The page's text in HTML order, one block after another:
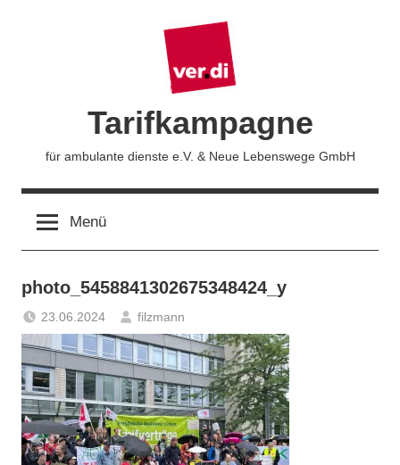
Tarifkampagne
für ambulante dienste e.V. & Neue Lebenswege GmbH
Menü
photo_5458841302675348424_y
23.06.2024 filzmann